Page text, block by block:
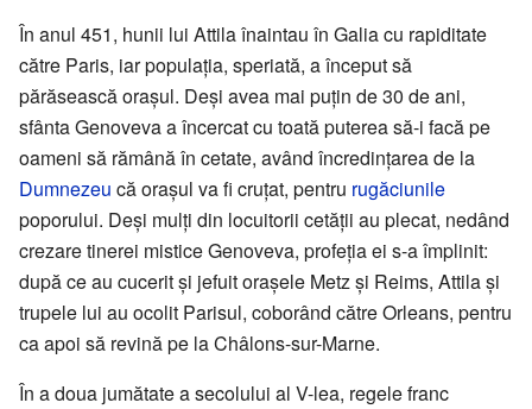
În anul 451, hunii lui Attila înaintau în Galia cu rapiditate
către Paris, iar populația, speriată, a început să
părăsească orașul. Deși avea mai puțin de 30 de ani,
sfânta Genoveva a încercat cu toată puterea să-i facă pe
oameni să rămână în cetate, având încredințarea de la
Dumnezeu că orașul va fi cruțat, pentru rugăciunile
poporului. Deși mulți din locuitorii cetății au plecat, nedând
crezare tinerei mistice Genoveva, profeția ei s-a împlinit:
după ce au cucerit și jefuit orașele Metz și Reims, Attila și
trupele lui au ocolit Parisul, coborând către Orleans, pentru
ca apoi să revină pe la Châlons-sur-Marne.
În a doua jumătate a secolului al V-lea, regele franc